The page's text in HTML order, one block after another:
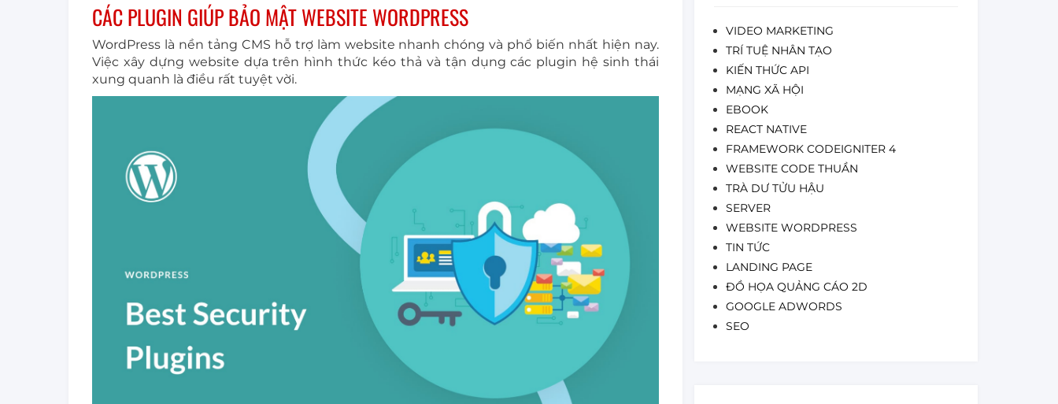
CÁC PLUGIN GIÚP BẢO MẬT WEBSITE WORDPRESS
WordPress là nền tảng CMS hỗ trợ làm website nhanh chóng và phổ biến nhất hiện nay.
Việc xây dựng website dựa trên hình thức kéo thả và tận dụng các plugin hệ sinh thái
xung quanh là điều rất tuyệt vời.
VIDEO MARKETING
TRÍ TUỆ NHÂN TẠO
KIẾN THỨC API
MẠNG XÃ HỘI
EBOOK
REACT NATIVE
FRAMEWORK CODEIGNITER 4
WEBSITE CODE THUẦN
TRÀ DƯ TỬU HẬU
SERVER
WEBSITE WORDPRESS
TIN TỨC
LANDING PAGE
ĐỒ HỌA QUẢNG CÁO 2D
GOOGLE ADWORDS
SEO